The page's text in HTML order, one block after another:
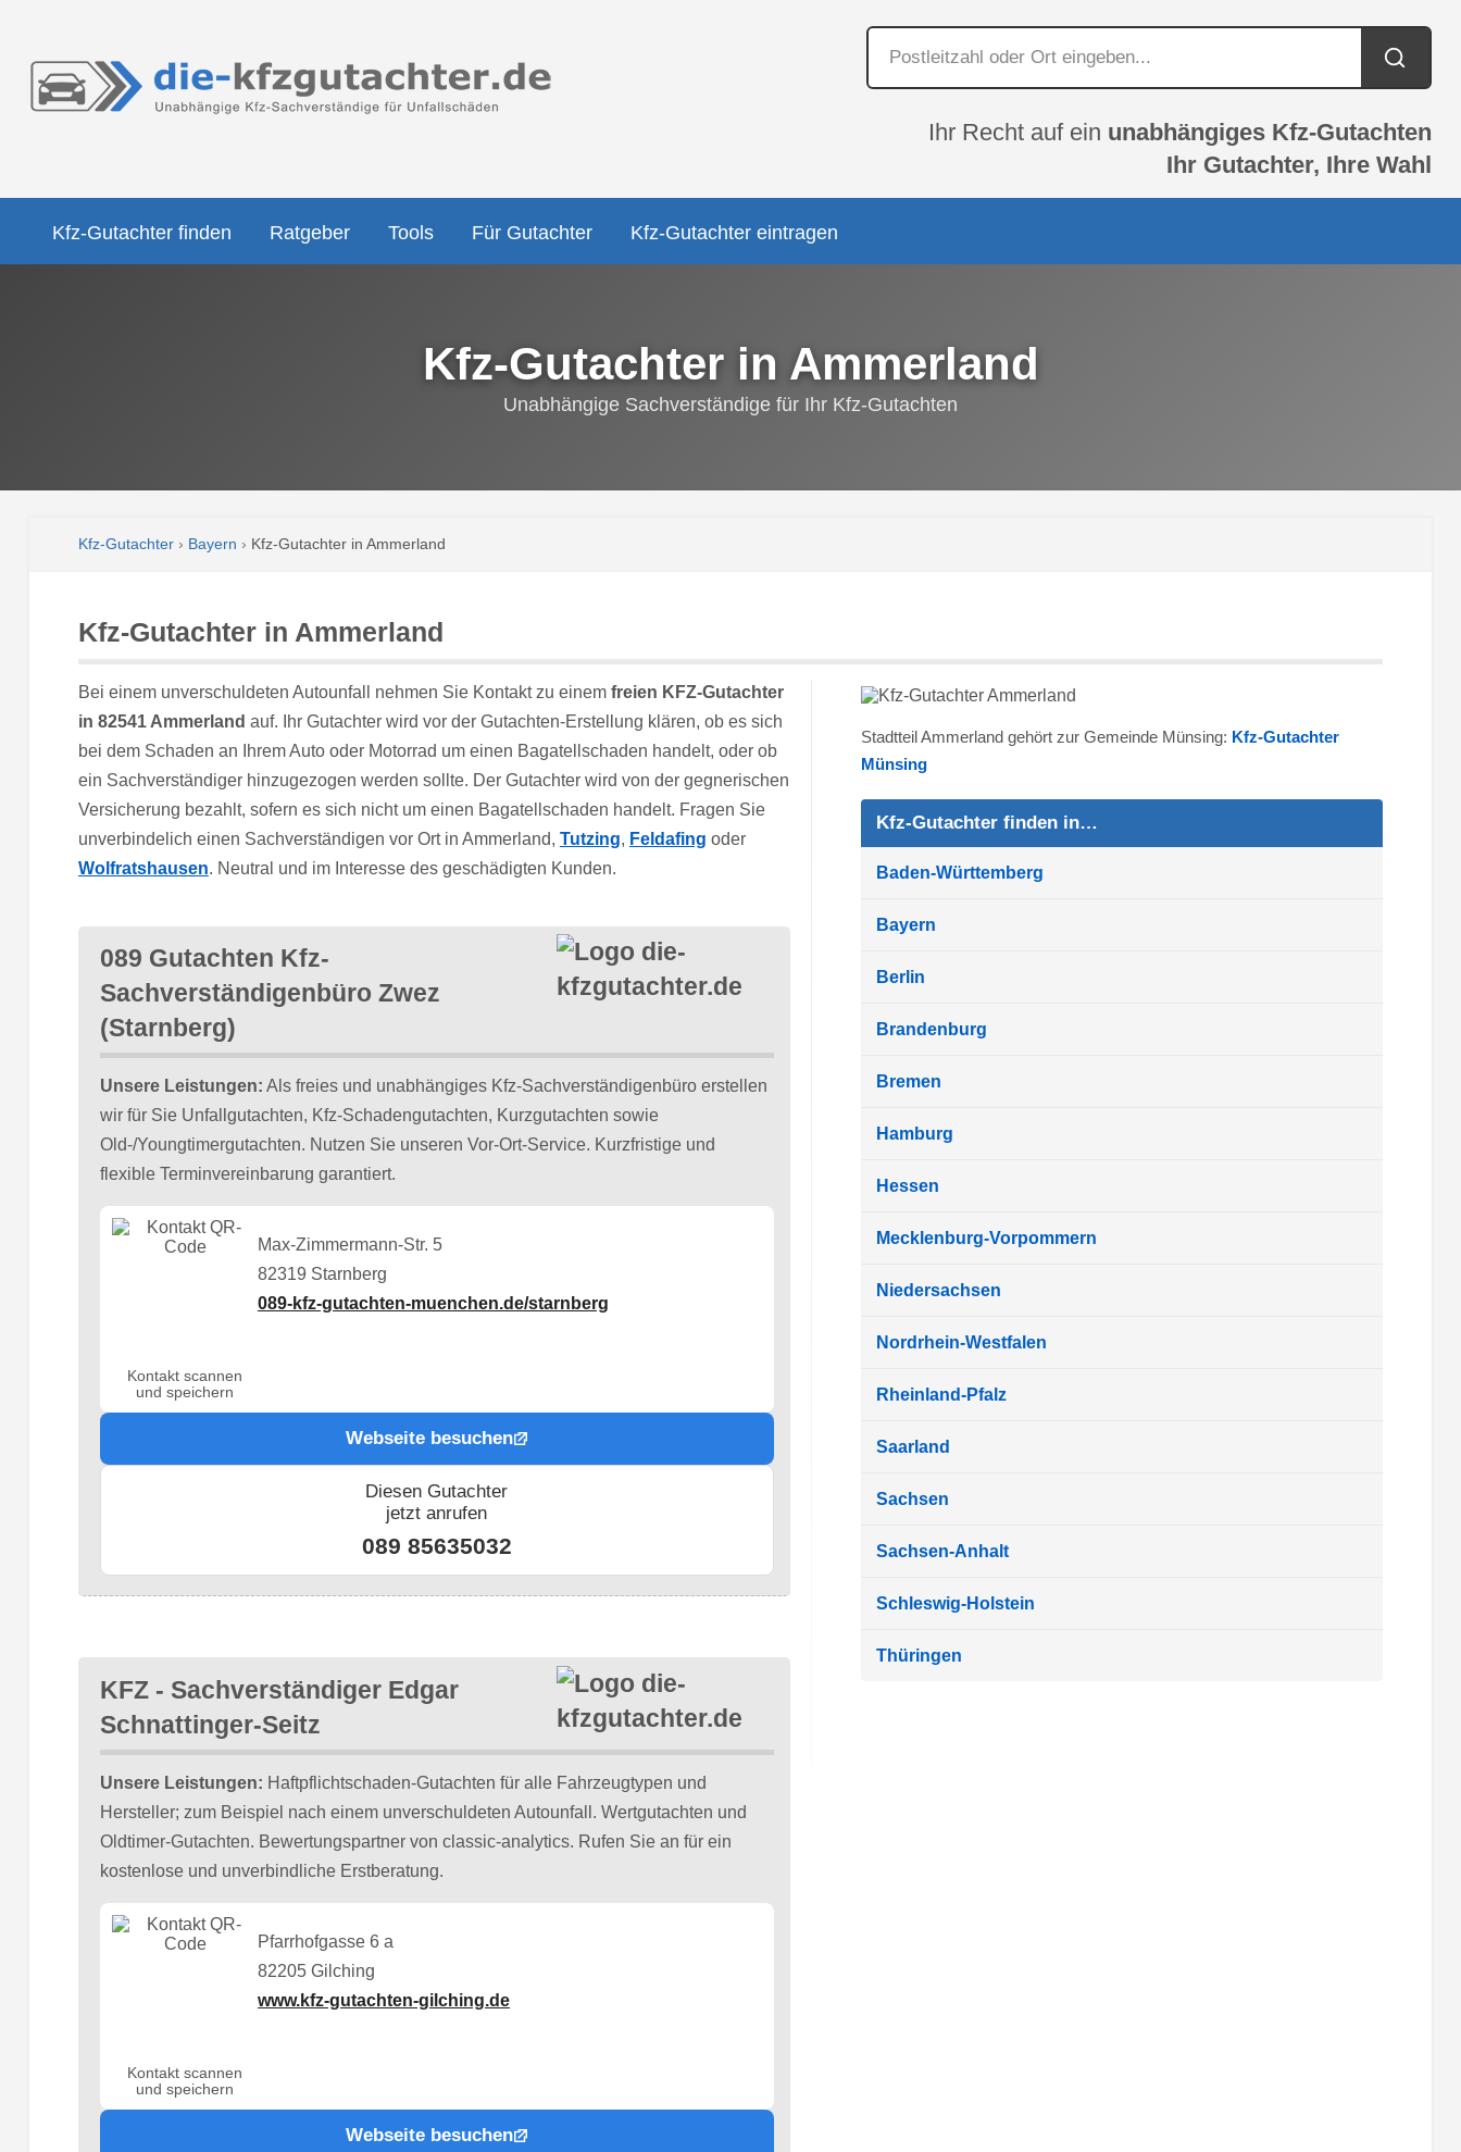
Ihr Recht auf ein unabhängiges Kfz-Gutachten
Ihr Gutachter, Ihre Wahl
Kfz-Gutachter finden Ratgeber Tools Für Gutachter Kfz-Gutachter eintragen
Kfz-Gutachter in Ammerland
Unabhängige Sachverständige für Ihr Kfz-Gutachten
Kfz-Gutachter› Bayern › Kfz-Gutachter in Ammerland
Kfz-Gutachter in Ammerland
Bei einem unverschuldeten Autounfall nehmen Sie Kontakt zu einem freien KFZ-Gutachter
in 82541 Ammerland auf. Ihr Gutachter wird vor der Gutachten-Erstellung klären, ob es sich
bei dem Schaden an Ihrem Auto oder Motorrad um einen Bagatellschaden handelt, oder ob
ein Sachverständiger hinzugezogen werden sollte. Der Gutachter wird von der gegnerischen
Versicherung bezahlt, sofern es sich nicht um einen Bagatellschaden handelt. Fragen Sie
unverbindelich einen Sachverständigen vor Ort in Ammerland, Tutzing, Feldafing oder
Wolfratshausen. Neutral und im Interesse des geschädigten Kunden.
089 Gutachten Kfz-
Sachverständigenbüro Zwez
(Starnberg)
Unsere Leistungen: Als freies und unabhängiges Kfz-Sachverständigenbüro erstellen
wir für Sie Unfallgutachten, Kfz-Schadengutachten, Kurzgutachten sowie
Old-/Youngtimergutachten. Nutzen Sie unseren Vor-Ort-Service. Kurzfristige und
flexible Terminvereinbarung garantiert.
Kontakt scannen
und speichern
Max-Zimmermann-Str. 5
82319 Starnberg
089-kfz-gutachten-muenchen.de/starnberg
Webseite besuchen
Diesen Gutachter
jetzt anrufen
089 85635032
KFZ - Sachverständiger Edgar
Schnattinger-Seitz
Unsere Leistungen: Haftpflichtschaden-Gutachten für alle Fahrzeugtypen und
Hersteller; zum Beispiel nach einem unverschuldeten Autounfall. Wertgutachten und
Oldtimer-Gutachten. Bewertungspartner von classic-analytics. Rufen Sie an für ein
kostenlose und unverbindliche Erstberatung.
Kontakt scannen
und speichern
Pfarrhofgasse 6 a
82205 Gilching
www.kfz-gutachten-gilching.de
Webseite besuchen
Stadtteil Ammerland gehört zur Gemeinde Münsing: Kfz-Gutachter
Münsing
Kfz-Gutachter finden in…
Baden-Württemberg
Bayern
Berlin
Brandenburg
Bremen
Hamburg
Hessen
Mecklenburg-Vorpommern
Niedersachsen
Nordrhein-Westfalen
Rheinland-Pfalz
Saarland
Sachsen
Sachsen-Anhalt
Schleswig-Holstein
Thüringen